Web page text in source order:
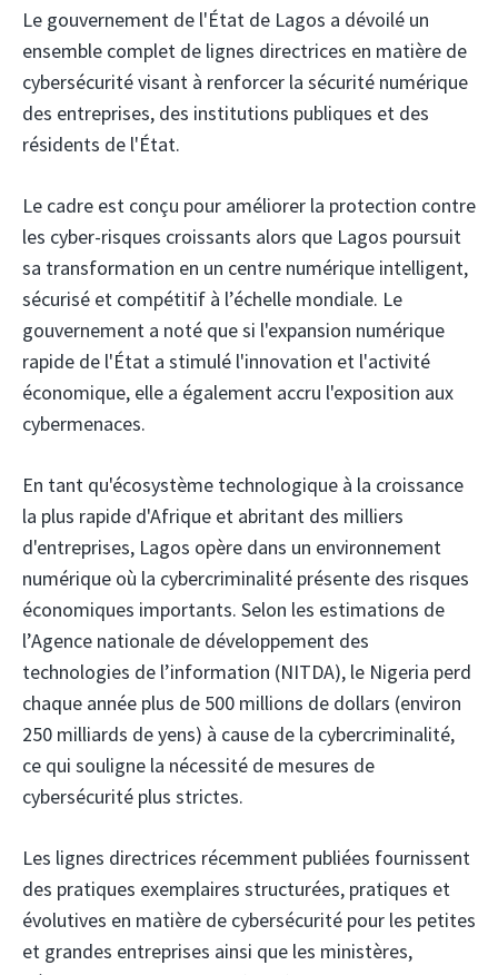
Le gouvernement de l'État de Lagos a dévoilé un
ensemble complet de lignes directrices en matière de
cybersécurité visant à renforcer la sécurité numérique
des entreprises, des institutions publiques et des
résidents de l'État.
Le cadre est conçu pour améliorer la protection contre
les cyber-risques croissants alors que Lagos poursuit
sa transformation en un centre numérique intelligent,
sécurisé et compétitif à l’échelle mondiale. Le
gouvernement a noté que si l'expansion numérique
rapide de l'État a stimulé l'innovation et l'activité
économique, elle a également accru l'exposition aux
cybermenaces.
En tant qu'écosystème technologique à la croissance
la plus rapide d'Afrique et abritant des milliers
d'entreprises, Lagos opère dans un environnement
numérique où la cybercriminalité présente des risques
économiques importants. Selon les estimations de
l’Agence nationale de développement des
technologies de l’information (NITDA), le Nigeria perd
chaque année plus de 500 millions de dollars (environ
250 milliards de yens) à cause de la cybercriminalité,
ce qui souligne la nécessité de mesures de
cybersécurité plus strictes.
Les lignes directrices récemment publiées fournissent
des pratiques exemplaires structurées, pratiques et
évolutives en matière de cybersécurité pour les petites
et grandes entreprises ainsi que les ministères,